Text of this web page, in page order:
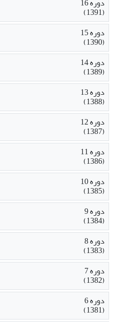
(1391)
دوره 15
(1390)
دوره 14
(1389)
دوره 13
(1388)
دوره 12
(1387)
دوره 11
(1386)
دوره 10
(1385)
دوره 9
(1384)
دوره 8
(1383)
دوره 7
(1382)
دوره 6
(1381)